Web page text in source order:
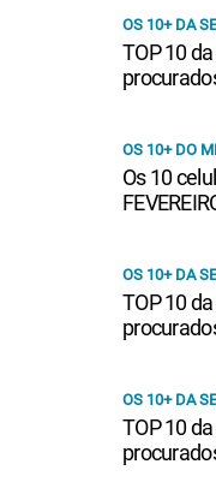
OS 10+ DA
TOP 10
OS 10+ DO
Os 10
OS 10+ DA
TOP 10
OS 10+ DA
TOP 10